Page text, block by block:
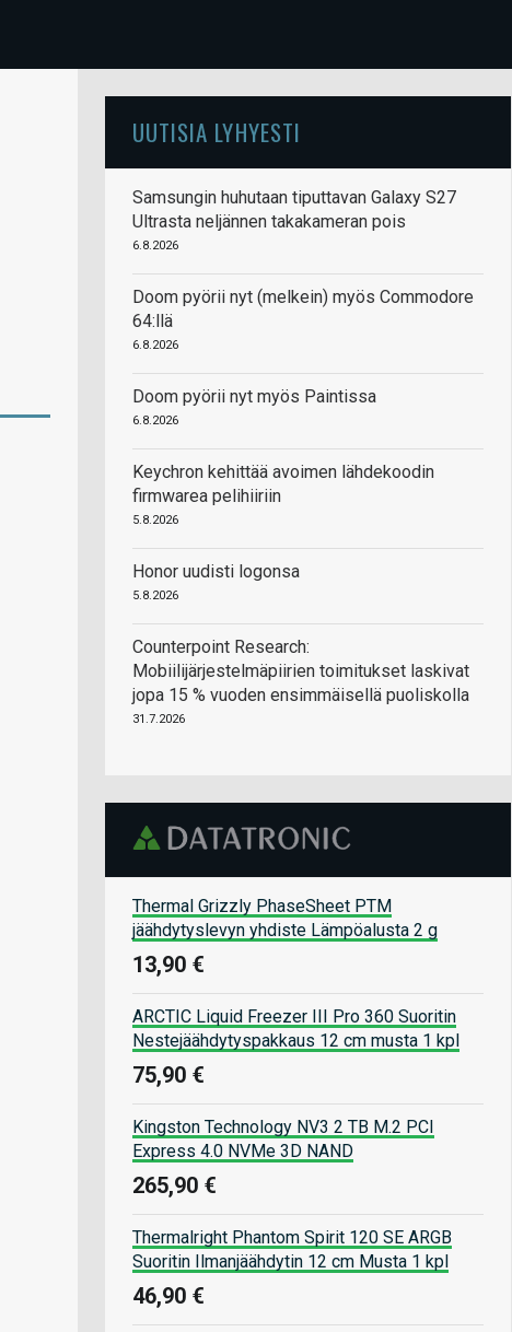
UUTISIA LYHYESTI
Samsungin huhutaan tiputtavan Galaxy S27
Ultrasta neljännen takakameran pois
6.8.2026
Doom pyörii nyt (melkein) myös Commodore
64:llä
6.8.2026
Doom pyörii nyt myös Paintissa
6.8.2026
Keychron kehittää avoimen lähdekoodin
firmwarea pelihiiriin
5.8.2026
Honor uudisti logonsa
5.8.2026
Counterpoint Research:
Mobiilijärjestelmäpiirien toimitukset laskivat
jopa 15 % vuoden ensimmäisellä puoliskolla
31.7.2026
Thermal Grizzly PhaseSheet PTM
jäähdytyslevyn yhdiste Lämpöalusta 2 g
13,90 €
ARCTIC Liquid Freezer III Pro 360 Suoritin
Nestejäähdytyspakkaus 12 cm musta 1 kpl
75,90 €
Kingston Technology NV3 2 TB M.2 PCI
Express 4.0 NVMe 3D NAND
265,90 €
Thermalright Phantom Spirit 120 SE ARGB
Suoritin Ilmanjäähdytin 12 cm Musta 1 kpl
46,90 €